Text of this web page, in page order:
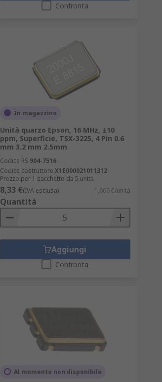
Confronta
In magazzino
Unità quarzo Epson, 16 MHz, ±10
ppm, Superficie, TSX-3225, 4 Pin 0.6
mm 3.2 mm 2.5mm
Codice RS 904-7516
Codice costruttore X1E000021011312
Prezzo per 1 sacchetto da 5 unità
8,33 €(IVA esclusa) 1,666 €/unità
Quantità
Aggiungi
Confronta
Al momento non disponibile